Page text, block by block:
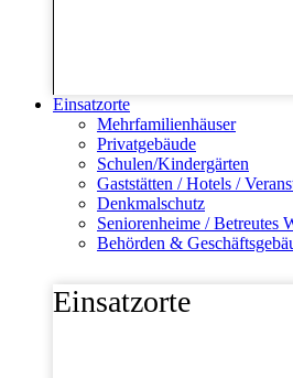
Einsatzorte
Mehrfamilienhäuser
Privatgebäude
Schulen/Kindergärten
Gaststätten / Hotels /
Denkmalschutz
Seniorenheime / Betreutes
Behörden &
Einsatzorte